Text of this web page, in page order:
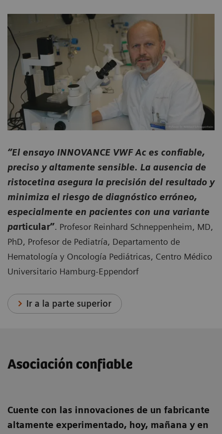
“El ensayo INNOVANCE VWF Ac es confiable,
preciso y altamente sensible. La ausencia de
ristocetina asegura la precisión del resultado y
minimiza el riesgo de diagnóstico erróneo,
especialmente en pacientes con una variante
particular”. Profesor Reinhard Schneppenheim, MD,
PhD, Profesor de Pediatría, Departamento de
Hematología y Oncología Pediátricas, Centro Médico
Universitario Hamburg-Eppendorf
Ir a la parte superior
Asociación confiable
Cuente con las innovaciones de un fabricante
altamente experimentado, hoy, mañana y en